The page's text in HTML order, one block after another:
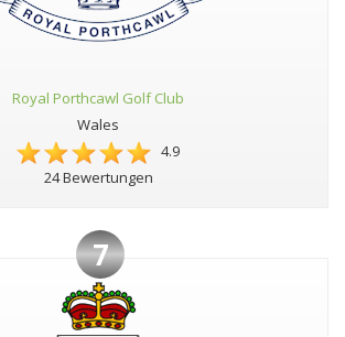
Royal Porthcawl Golf Club
Wales
4.9
24 Bewertungen
7